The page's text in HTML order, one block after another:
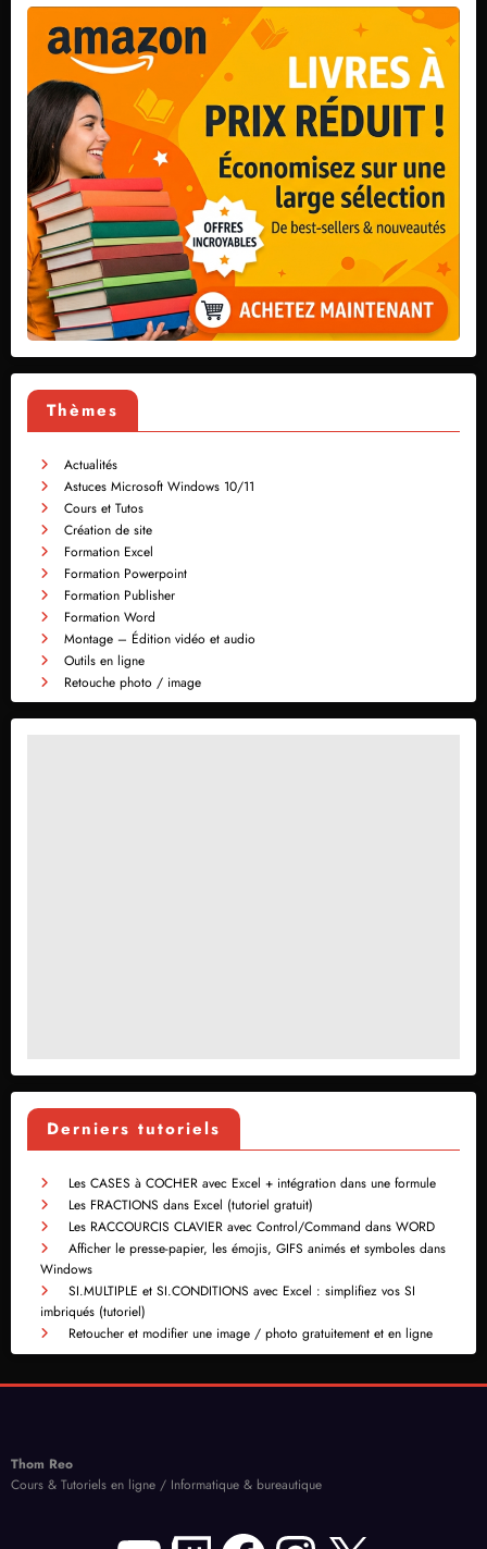
Thèmes
Actualités
Astuces Microsoft Windows 10/11
Cours et Tutos
Création de site
Formation Excel
Formation Powerpoint
Formation Publisher
Formation Word
Montage – Édition vidéo et audio
Outils en ligne
Retouche photo / image
Derniers tutoriels
Les CASES à COCHER avec Excel + intégration dans une formule
Les FRACTIONS dans Excel (tutoriel gratuit)
Les RACCOURCIS CLAVIER avec Control/Command dans WORD
Afficher le presse-papier, les émojis, GIFS animés et symboles dans
Windows
SI.MULTIPLE et SI.CONDITIONS avec Excel : simplifiez vos SI
imbriqués (tutoriel)
Retoucher et modifier une image / photo gratuitement et en ligne
Thom Reo
Cours & Tutoriels en ligne / Informatique & bureautique